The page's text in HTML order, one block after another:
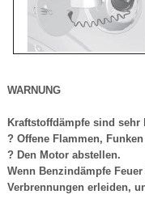
WARNUNG
Kraftstoffdämpfe sind
? Offene Flammen,
? Den Motor abstellen.
Wenn Benzindämpfe
Verbrennungen erleiden,